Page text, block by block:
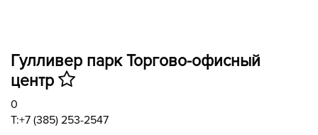
Гулливер парк Торгово-офисный
центр
0
T:+7 (385) 253-2547